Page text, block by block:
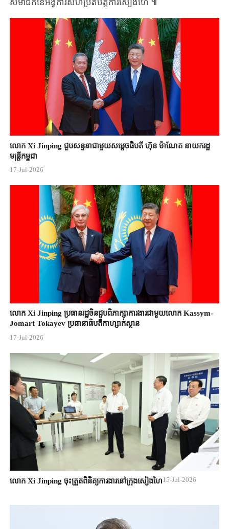
លោក Xi Jinping ជួបសន្ទនាជាមួយសម្តេចធិបតី ហ៊ុន ម៉ាណែត នាយករដ្ឋ
មន្ត្រីកម្ពុជា
17-Jul-2026
លោក Xi Jinping ប្រធានរដ្ឋចិន​ជួបពិភាក្សា​ការងារជាមួយ​លោក Kassym-
Jomart ​Tokayev ​ប្រធានាធិបតី​កាហ្សាក់ស្ថាន​
17-Jul-2026
លោក Xi Jinping ចុះត្រួតពិនិត្យការងារនៅក្រុងសៀងហៃ15-Jul-2026